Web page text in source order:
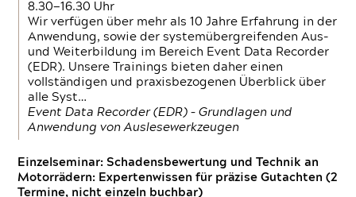
8.30—16.30 Uhr
Wir verfügen über mehr als 10 Jahre Erfahrung in der
Anwendung, sowie der systemübergreifenden Aus-
und Weiterbildung im Bereich Event Data Recorder
(EDR). Unsere Trainings bieten daher einen
vollständigen und praxisbezogenen Überblick über
alle Syst…
Event Data Recorder (EDR) – Grundlagen und
Anwendung von Auslesewerkzeugen
Einzelseminar: Schadensbewertung und Technik an
Motorrädern: Expertenwissen für präzise Gutachten (2
Termine, nicht einzeln buchbar)